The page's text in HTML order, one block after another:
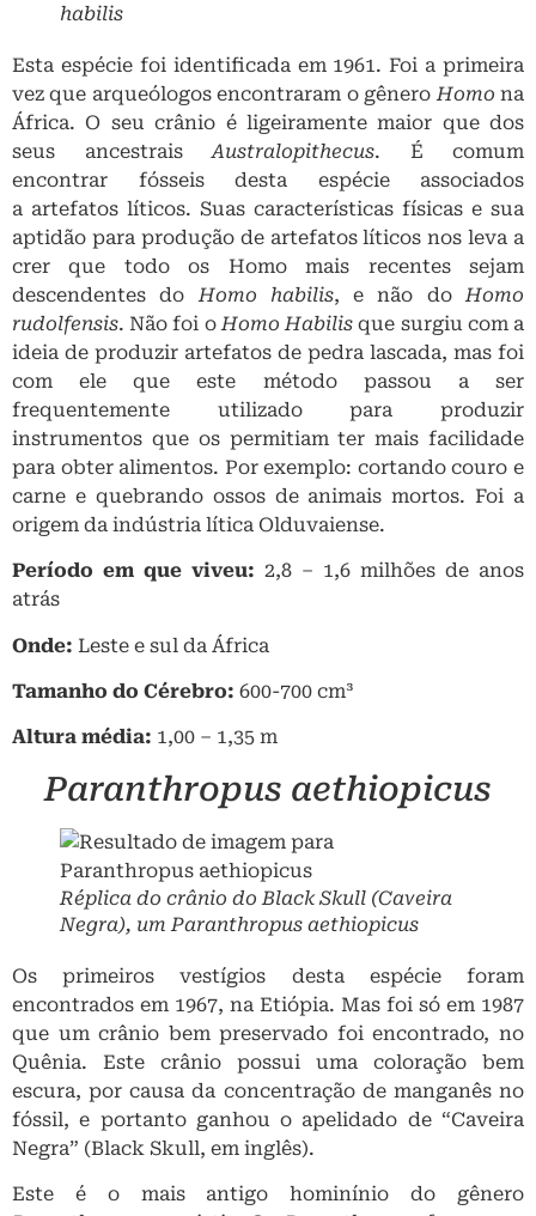
habilis
Esta espécie foi identificada em 1961. Foi a primeira
vez que arqueólogos encontraram o gêneroHomo na
África. O seu crânio é ligeiramente maior que dos
seus ancestraisAustralopithecus. É comum
encontrar fósseis desta espécie associados
a artefatos líticos. Suas características físicas e sua
aptidão para produção de artefatos líticos nos leva a
crer que todo os Homo mais recentes sejam
descendentes doHomo habilis, e não doHomo
rudolfensis. Não foi oHomo Habilis que surgiu com a
ideia de produzir artefatos de pedra lascada, mas foi
com ele que este método passou a ser
frequentemente utilizado para produzir
instrumentos que os permitiam ter mais facilidade
para obter alimentos. Por exemplo: cortando couro e
carne e quebrando ossos de animais mortos. Foi a
origem da indústria lítica Olduvaiense.
Período em que viveu: 2,8 – 1,6 milhões de anos
atrás
Onde: Leste e sul da África
Tamanho do Cérebro: 600-700 cm³
Altura média: 1,00 – 1,35 m
Paranthropus aethiopicus
Réplica do crânio do Black Skull (Caveira
Negra), umParanthropus aethiopicus
Os primeiros vestígios desta espécie foram
encontrados em 1967, na Etiópia. Mas foi só em 1987
que um crânio bem preservado foi encontrado, no
Quênia. Este crânio possui uma coloração bem
escura, por causa da concentração de manganês no
fóssil, e portanto ganhou o apelidado de “Caveira
Negra” (Black Skull, em inglês).
Este é o mais antigo hominínio do gênero